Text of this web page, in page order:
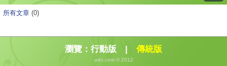
所有文章 (0)
瀏覽： 行動版 | 傳統版
udn.com © 2012